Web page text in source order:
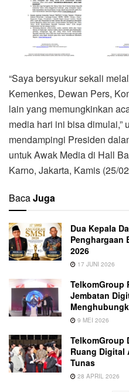
“Saya bersyukur sekali
Kemenkes, Dewan Pers,
lain yang memungkinkan
media hari ini bisa dimulai,”
mendampingi Presiden
untuk Awak Media di Hall
Karno, Jakarta, Kamis (25/
BacaJuga
Dua Kepala
Penghargaan
2026
17 JUNI 2026
TelkomGroup
Jembatan
9 MEI 2026
TelkomGroup
Ruang Digital
Tunas
28 APRIL 2026